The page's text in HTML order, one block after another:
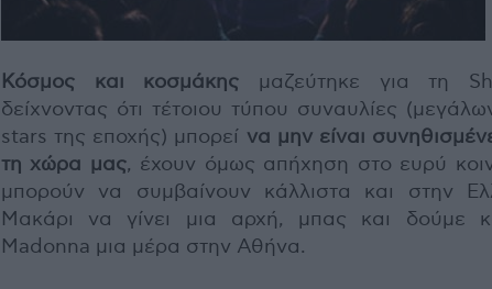
Κόσμος και κοσμάκης μαζεύτηκε για τη
δείχνοντας ότι τέτοιου τύπου συναυλίες
stars της εποχής) μπορεί να μην είναι
τη χώρα μας, έχουν όμως απήχηση στο ευρύ
μπορούν να συμβαίνουν κάλλιστα και στην
Μακάρι να γίνει μια αρχή, μπας και δούμε
Madonna μια μέρα στην Αθήνα.